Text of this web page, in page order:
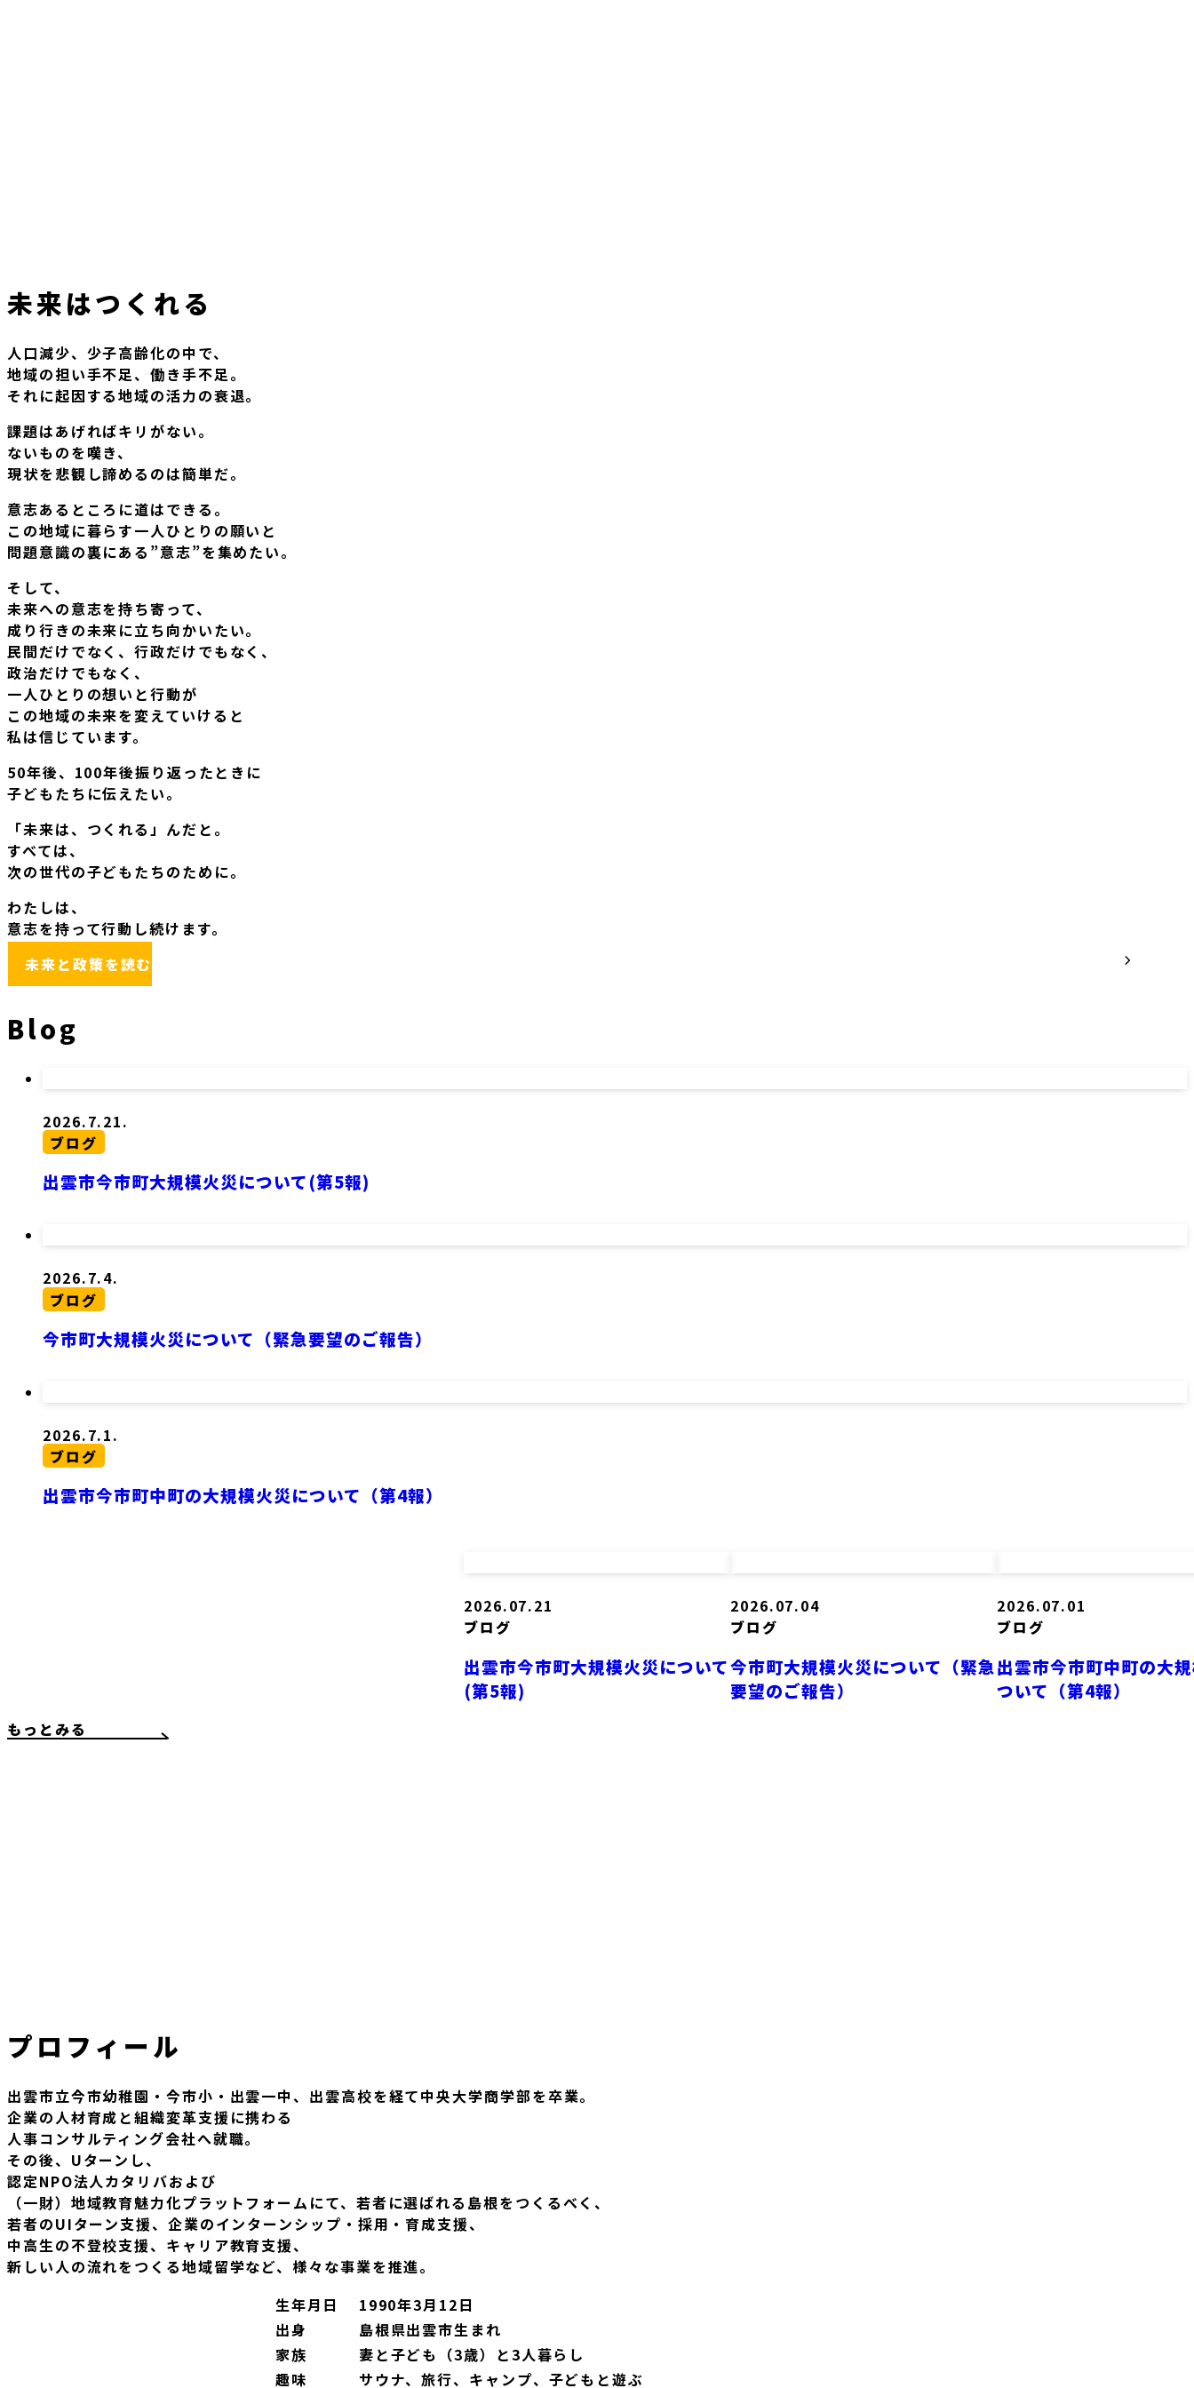
未来はつくれる
人口減少、少子高齢化の中で、
地域の担い手不足、働き手不足。
それに起因する地域の活力の衰退。
課題はあげればキリがない。
ないものを嘆き、
現状を悲観し諦めるのは簡単だ。
意志あるところに道はできる。
この地域に暮らす一人ひとりの願いと
問題意識の裏にある”意志”を集めたい。
そして、
未来への意志を持ち寄って、
成り行きの未来に立ち向かいたい。
民間だけでなく、行政だけでもなく、
政治だけでもなく、
一人ひとりの想いと行動が
この地域の未来を変えていけると
私は信じています。
50年後、100年後振り返ったときに
子どもたちに伝えたい。
「未来は、つくれる」んだと。
すべては、
次の世代の子どもたちのために。
わたしは、
意志を持って行動し続けます。
未来と政策を読む
Blog
出雲市今市町大規模火災について(第5報)
2026.7.21.
ブログ
今市町大規模火災について（緊急要望のご報告）
2026.7.4.
ブログ
出雲市今市町中町の大規模火災について（第4報）
2026.7.1.
ブログ
出雲市今市町大規模火災について
(第5報)
2026.07.21
ブログ
今市町大規模火災について（緊急
要望のご報告）
2026.07.04
ブログ
出雲市今市町中町の大
ついて（第4報）
2026.07.01
ブログ
もっとみる
プロフィール
出雲市立今市幼稚園・今市小・出雲一中、出雲高校を経て中央大学商学部を卒業。
企業の人材育成と組織変革支援に携わる
人事コンサルティング会社へ就職。
その後、Uターンし、
認定NPO法人カタリバおよび
（一財）地域教育魅力化プラットフォームにて、若者に選ばれる島根をつくるべく、
若者のUIターン支援、企業のインターンシップ・採用・育成支援、
中高生の不登校支援、キャリア教育支援、
新しい人の流れをつくる地域留学など、様々な事業を推進。
生年月日
1990年3月12日
出身
島根県出雲市生まれ
家族
妻と子ども（3歳）と3人暮らし
趣味
サウナ、旅行、キャンプ、子どもと遊ぶ